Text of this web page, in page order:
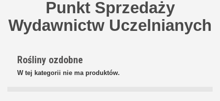
Punkt Sprzedaży
Wydawnictw Uczelnianych
Rośliny ozdobne
W tej kategorii nie ma produktów.